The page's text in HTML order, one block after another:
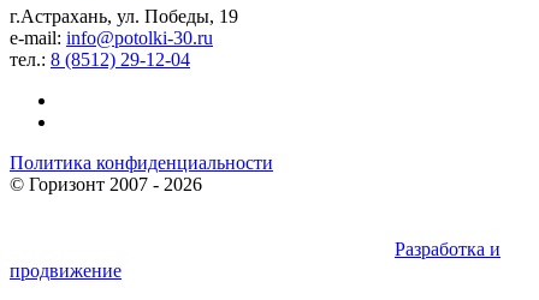
г.Астрахань, ул. Победы, 19
e-mail: info@potolki-30.ru
тел.: 8 (8512) 29-12-04
Политика конфиденциальности
© Горизонт 2007 - 2026
Разработка и
продвижение